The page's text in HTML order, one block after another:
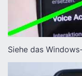
Siehe das